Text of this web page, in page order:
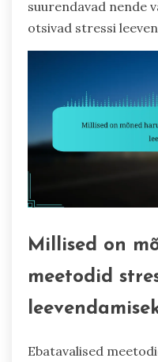
suurendavad nende
otsivad stressi
Millised on
meetodid
Ebatavalised